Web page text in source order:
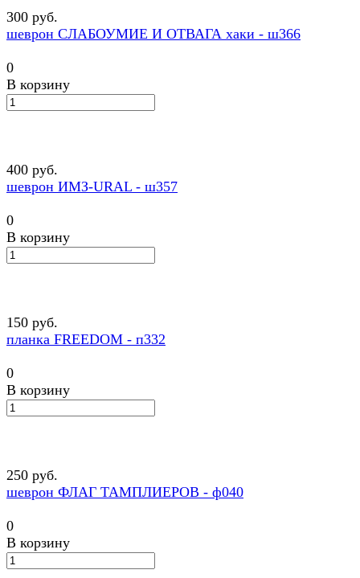
300 руб.
шеврон СЛАБОУМИЕ И ОТВАГА хаки - ш366
0
В корзину
400 руб.
шеврон ИМЗ-URAL - ш357
0
В корзину
150 руб.
планка FREEDOM - п332
0
В корзину
250 руб.
шеврон ФЛАГ ТАМПЛИЕРОВ - ф040
0
В корзину